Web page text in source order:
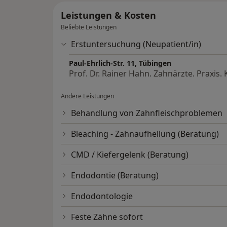
Leistungen & Kosten
Beliebte Leistungen
Erstuntersuchung (Neupatient/in)
Paul-Ehrlich-Str. 11, Tübingen
Prof. Dr. Rainer Hahn. Zahnärzte. Praxis.
Andere Leistungen
Behandlung von Zahnfleischproblemen
Bleaching - Zahnaufhellung (Beratung)
CMD / Kiefergelenk (Beratung)
Endodontie (Beratung)
Endodontologie
Feste Zähne sofort